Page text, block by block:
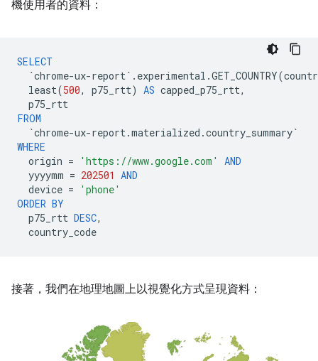
機使用者的資料：
SELECT
`chrome-ux-report` . experimental .GET_COUNTRY(
least(500, p75_rtt) AS capped_p75_rtt,
p75_rtt
FROM
`chrome-ux-report.materialized .country_summary`
WHERE
origin = 'https://www.google.com'
AND
yyyymm = 202501 AND
device =
'phone'
ORDER BY
p75_rtt DESC,
country_code
接著，我們在地理地圖上以視覺化方式呈現資料：